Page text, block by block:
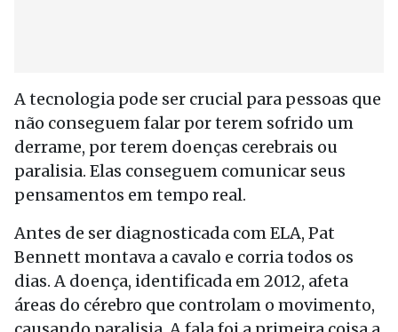
A tecnologia pode ser crucial para pessoas que
não conseguem falar por terem sofrido um
derrame, por terem doenças cerebrais ou
paralisia. Elas conseguem comunicar seus
pensamentos em tempo real.
Antes de ser diagnosticada com ELA, Pat
Bennett montava a cavalo e corria todos os
dias. A doença, identificada em 2012, afeta
áreas do cérebro que controlam o movimento,